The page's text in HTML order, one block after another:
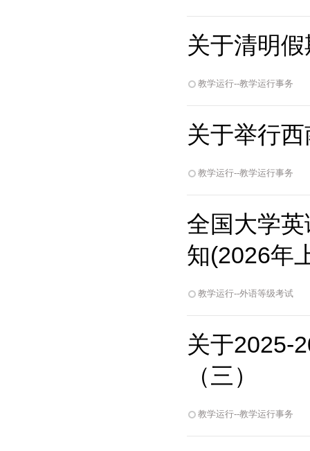
关于清明
教学运行--教学运行事务
关于举行
教学运行--教学运行事务
全国大学
知(2026年
教学运行--外语等级考试
关于2025-
（三）
教学运行--教学运行事务